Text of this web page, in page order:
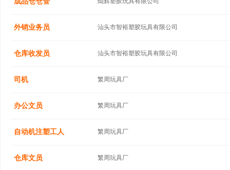
外销业务员 汕头市智裕塑胶玩具有限公司
仓库收发员 汕头市智裕塑胶玩具有限公司
司机 繁周玩具厂
办公文员 繁周玩具厂
自动机注塑工人 繁周玩具厂
仓库文员 繁周玩具厂